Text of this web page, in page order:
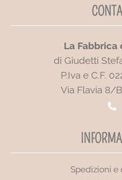
La Fabbrica
di Giudetti
P.Iva e C.F.
Via Flavia 8/
Spedizioni e